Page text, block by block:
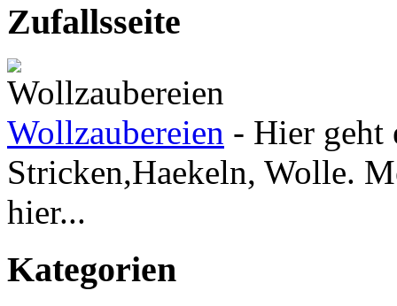
Zufallsseite
Wollzaubereien - Hier geht
Stricken,Haekeln, Wolle.
hier...
Kategorien